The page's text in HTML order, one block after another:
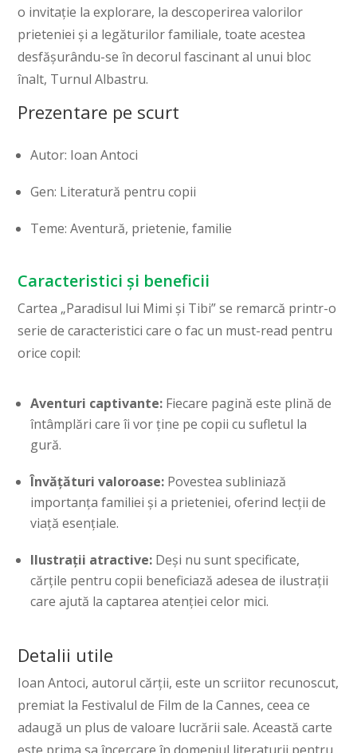
o invitație la explorare, la descoperirea valorilor
prieteniei și a legăturilor familiale, toate acestea
desfășurându-se în decorul fascinant al unui bloc
înalt, Turnul Albastru.
Prezentare pe scurt
Autor: Ioan Antoci
Gen: Literatură pentru copii
Teme: Aventură, prietenie, familie
Caracteristici și beneficii
Cartea „Paradisul lui Mimi și Tibi” se remarcă printr-o
serie de caracteristici care o fac un must-read pentru
orice copil:
Aventuri captivante: Fiecare pagină este plină de
întâmplări care îi vor ține pe copii cu sufletul la
gură.
Învățături valoroase: Povestea subliniază
importanța familiei și a prieteniei, oferind lecții de
viață esențiale.
Ilustrații atractive: Deși nu sunt specificate,
cărțile pentru copii beneficiază adesea de ilustrații
care ajută la captarea atenției celor mici.
Detalii utile
Ioan Antoci, autorul cărții, este un scriitor recunoscut,
premiat la Festivalul de Film de la Cannes, ceea ce
adaugă un plus de valoare lucrării sale. Această carte